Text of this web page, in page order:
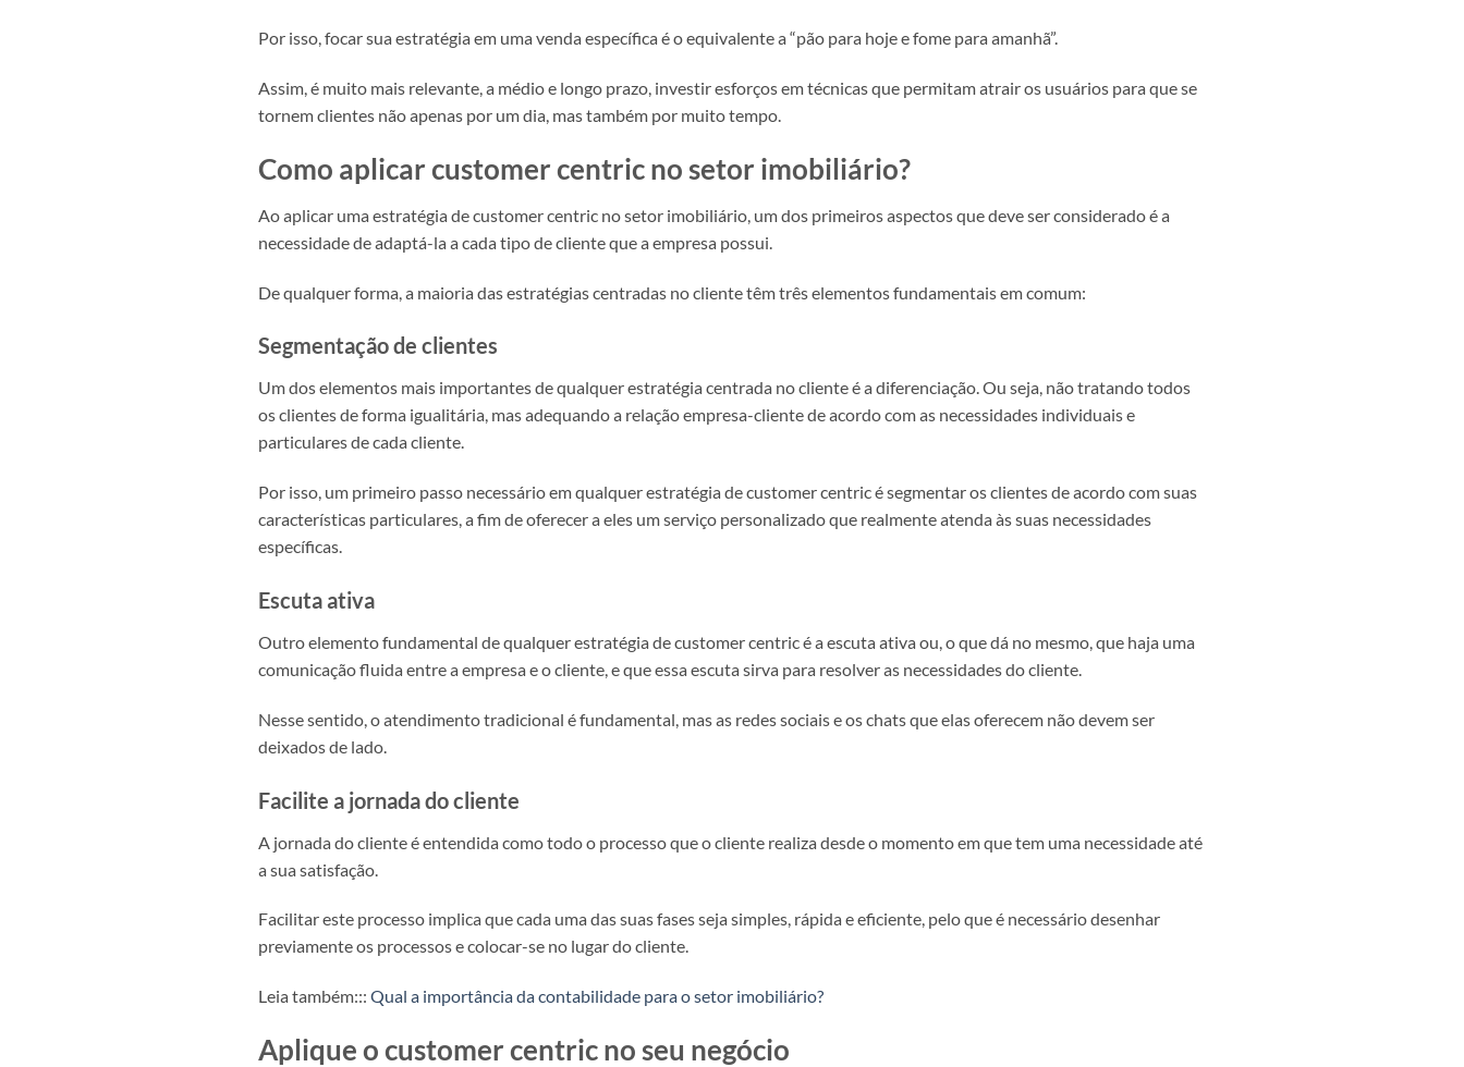
Por isso, focar sua estratégia em uma venda específica é o equivalente a “pão para hoje e fome para amanhã”.
Assim, é muito mais relevante, a médio e longo prazo, investir esforços em técnicas que permitam atrair os usuários para que se
tornem clientes não apenas por um dia, mas também por muito tempo.
Como aplicar customer centric no setor imobiliário?
Ao aplicar uma estratégia de customer centric no setor imobiliário, um dos primeiros aspectos que deve ser considerado é a
necessidade de adaptá-la a cada tipo de cliente que a empresa possui.
De qualquer forma, a maioria das estratégias centradas no cliente têm três elementos fundamentais em comum:
Segmentação de clientes
Um dos elementos mais importantes de qualquer estratégia centrada no cliente é a diferenciação. Ou seja, não tratando todos
os clientes de forma igualitária, mas adequando a relação empresa-cliente de acordo com as necessidades individuais e
particulares de cada cliente.
Por isso, um primeiro passo necessário em qualquer estratégia de customer centric é segmentar os clientes de acordo com suas
características particulares, a fim de oferecer a eles um serviço personalizado que realmente atenda às suas necessidades
específicas.
Escuta ativa
Outro elemento fundamental de qualquer estratégia de customer centric é a escuta ativa ou, o que dá no mesmo, que haja uma
comunicação fluida entre a empresa e o cliente, e que essa escuta sirva para resolver as necessidades do cliente.
Nesse sentido, o atendimento tradicional é fundamental, mas as redes sociais e os chats que elas oferecem não devem ser
deixados de lado.
Facilite a jornada do cliente
A jornada do cliente é entendida como todo o processo que o cliente realiza desde o momento em que tem uma necessidade até
a sua satisfação.
Facilitar este processo implica que cada uma das suas fases seja simples, rápida e eficiente, pelo que é necessário desenhar
previamente os processos e colocar-se no lugar do cliente.
Leia também::: Qual a importância da contabilidade para o setor imobiliário?
Aplique o customer centric no seu negócio